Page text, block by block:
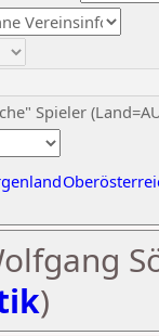
Spieler
)